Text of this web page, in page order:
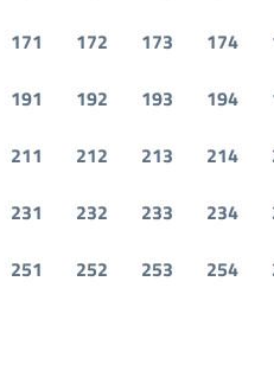
171 172 173 174
191 192 193 194
211 212 213 214
231 232 233 234
251 252 253 254